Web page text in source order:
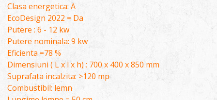
Clasa energetica: A
EcoDesign 2022 = Da
Putere : 6 - 12 kw
Putere nominala: 9 kw
Eficienta =78 %
Dimensiuni ( L x l x h) : 700 x 400 x 850 mm
Suprafata incalzita: >120 mp
Combustibil: lemn